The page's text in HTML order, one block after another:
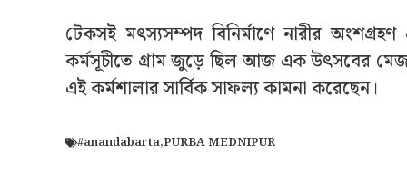
টেকসই মৎস্যসম্পদ বিনির্মাণে নারীর
কর্মসূচীতে গ্রাম জুড়ে ছিল আজ এক উৎসবের
এই কর্মশালার সার্বিক সাফল্য কামনা করেছেন।
#anandabarta,PURBA MEDNIPUR